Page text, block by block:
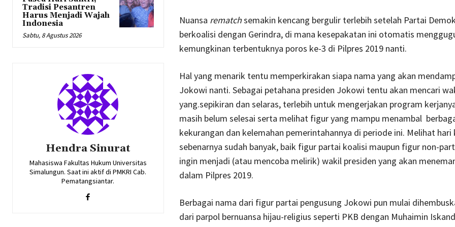
Tradisi Pesantren
Harus Menjadi Wajah
Indonesia
Sabtu, 8 Agustus 2026
Hendra Sinurat
Mahasiswa Fakultas Hukum Universitas
Simalungun. Saat ini aktif di PMKRI Cab.
Pematangsiantar.
Nuansa rematchsemakin kencang bergulir terlebih setelah Partai
berkoalisi dengan Gerindra, di mana kesepakatan ini otomatis
kemungkinan terbentuknya poros ke-3 di Pilpres 2019 nanti.
Hal yang menarik tentu memperkirakan siapa nama yang akan
Jokowi nanti. Sebagai petahana presiden Jokowi tentu akan mencari
yang.sepikiran dan selaras, terlebih untuk mengerjakan program
masih belum selesai serta melihat figur yang mampu menambal
kekurangan dan kelemahan pemerintahannya di periode ini. Melihat hari
sebenarnya sudah banyak, baik figur partai koalisi maupun figur non-
ingin menjadi (atau mencoba melirik) wakil presiden yang akan
dalam Pilpres 2019.
Berbagai nama dari figur partai pengusung Jokowi pun mulai
dari parpol bernuansa hijau-religius seperti PKB dengan Muhaimin